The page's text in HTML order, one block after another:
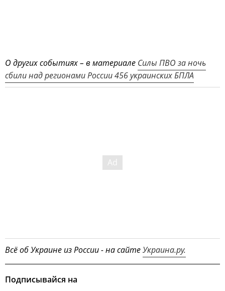
О других событиях – в материале Силы ПВО за ночь
сбили над регионами России 456 украинских БПЛА
Всё об Украине из России - на сайтеУкраина.ру.
Подписывайся на